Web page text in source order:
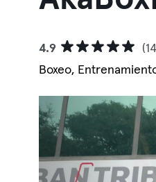
4.9
Boxeo,